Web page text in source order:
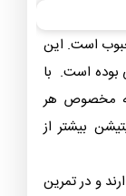
است. این
بوده است. با
که مخصوص هر
بیشتر از
و در تمرین